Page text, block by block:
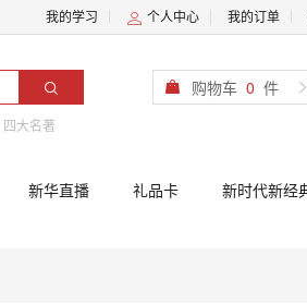
我的学习 个人中心 我的订单
四大名著
购物车 0 件
新华直播 礼品卡 新时代新经